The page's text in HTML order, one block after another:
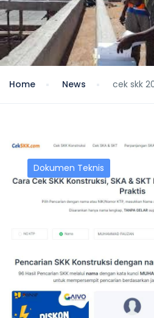
Home News cek skk
Dokumen Teknis